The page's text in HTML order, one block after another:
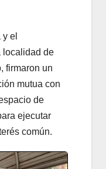
el
localidad de
firmaron un
mutua con
de
ejecutar
común.